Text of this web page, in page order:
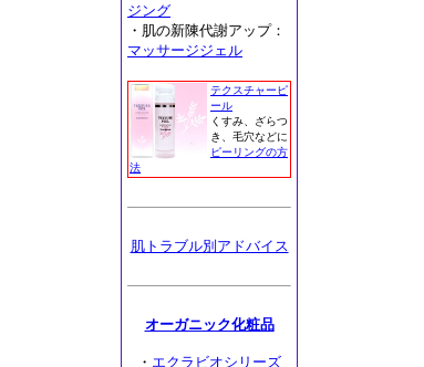
ジング
・肌の新陳代謝アップ：
マッサージジェル
テクスチャーピ
ール
くすみ、ざらつ
き、毛穴などに
ピーリングの方
法
肌トラブル別アドバイス
オーガニック化粧品
・ エクラビオシリーズ